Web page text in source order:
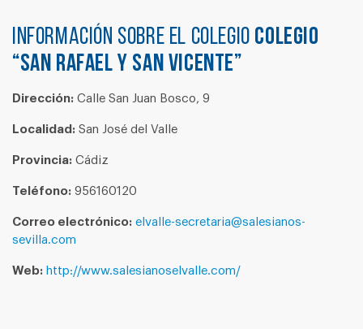
Información sobre el colegio COLEGIO
“SAN RAFAEL Y SAN VICENTE”
Dirección: Calle San Juan Bosco, 9
Localidad: San José del Valle
Provincia: Cádiz
Teléfono: 956160120
Correo electrónico: elvalle-secretaria@salesianos-
sevilla.com
Web: http://www.salesianoselvalle.com/